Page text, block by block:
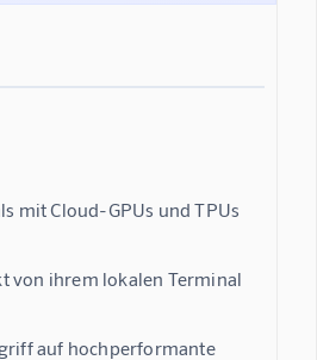
mit Cloud-GPUs und TPUs
von ihrem lokalen Terminal
auf hochperformante